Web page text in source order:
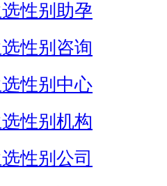
性别助孕
性别咨询
性别中心
性别机构
性别公司